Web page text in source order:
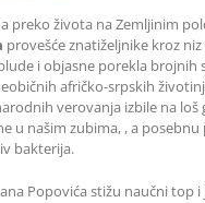
preko života na Zemljinim
provešće znatiželjnike kroz
i objasne porekla brojnih
afričko-srpskih
verovanja izbile na loš
u našim zubima, , a
bakterija.
Popovića stižu naučni